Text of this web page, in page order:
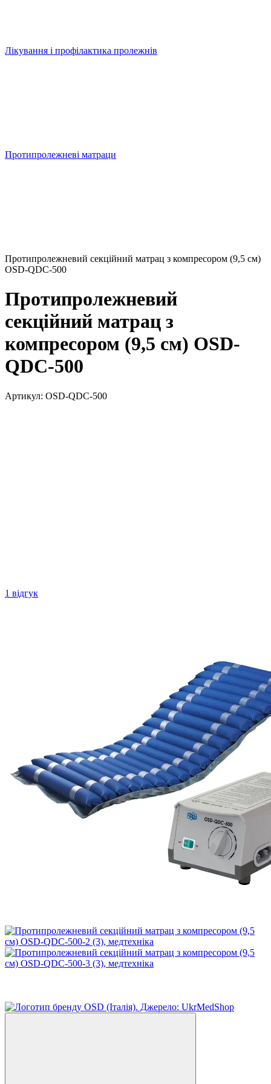
Лікування і профілактика пролежнів
Протипролежневі матраци
Протипролежневий секційний матрац з компресором (9,5 см)
OSD-QDC-500
Протипролежневий
секційний матрац з
компресором (9,5 см) OSD-
QDC-500
Артикул: OSD-QDC-500
1 відгук